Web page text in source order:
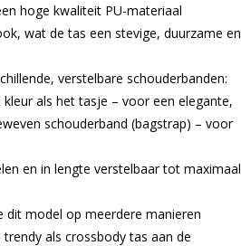
hoge kwaliteit PU-materiaal
wat de tas een stevige, duurzame en
verstelbare schouderbanden:
als het tasje – voor een elegante,
schouderband (bagstrap) – voor
en in lengte verstelbaar tot maximaal
dit model op meerdere manieren
als crossbody tas aan de